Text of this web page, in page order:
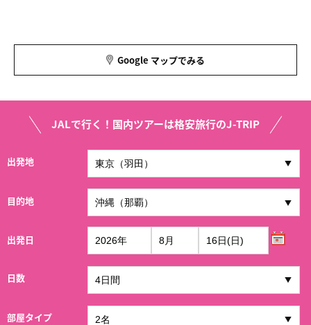
Google マップでみる
JALで行く！国内ツアーは格安旅行のJ-TRIP
出発地
目的地
出発日
日数
部屋タイプ